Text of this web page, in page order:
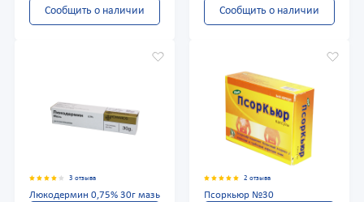
Сообщить о наличии Сообщить о наличии
3 отзыва
Люкодермин 0,75% 30г мазь
2 отзыва
Псоркьюр №30